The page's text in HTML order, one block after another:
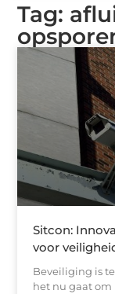
Tag:
Sitcon:
voor
Beveiliging is
het nu gaat om